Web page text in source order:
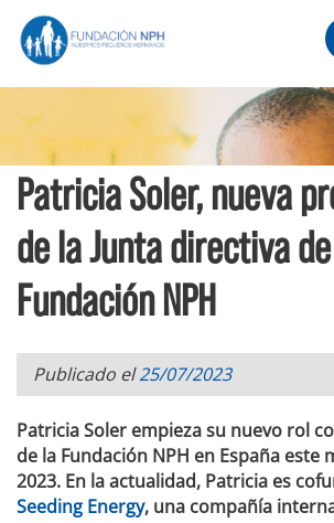
content
NPH
UK
Raising
Children,
Transforming
Lives.
Patricia Soler, nueva
de la Junta directiva
Fundación NPH
Publicado el25/07/2023
Patricia Soler empieza su nuevo rol
de la Fundación NPH en España este
2023. En la actualidad, Patricia es
Seeding Energy, una compañía